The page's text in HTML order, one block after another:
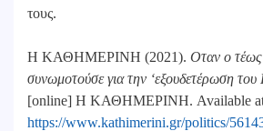
τους.
Η ΚΑΘΗΜΕΡΙΝΗ (2021). Οταν ο τέως
συνωμοτούσε για την ‘εξουδετέρωση
[online] Η ΚΑΘΗΜΕΡΙΝΗ. Available
https://www.kathimerini.gr/politics/